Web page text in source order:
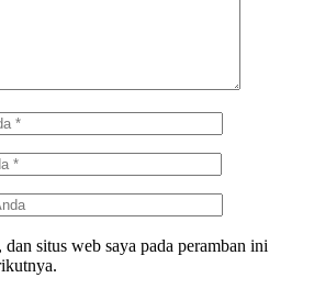
situs web saya pada peramban ini